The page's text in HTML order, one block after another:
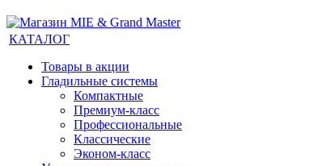
КАТАЛОГ
Товары в акции
Гладильные системы
Компактные
Премиум-класс
Профессиональные
Классические
Эконом-класс